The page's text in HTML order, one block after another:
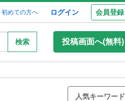
初めての方へ ログイン 会員登録
検索 投稿画面へ(無料)
人気キーワード